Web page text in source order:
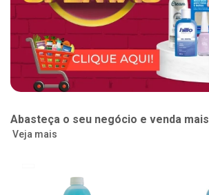
Abasteça o seu negócio e venda mais
Veja mais